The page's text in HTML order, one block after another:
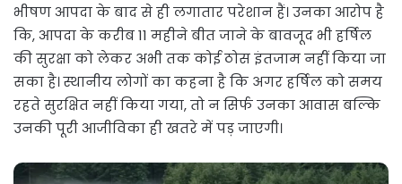
भीषण आपदा के बाद से ही लगातार परेशान हैं। उनका आरोप है
कि, आपदा के करीब 11 महीने बीत जाने के बावजूद भी हर्षिल
की सुरक्षा को लेकर अभी तक कोई ठोस इंतजाम नहीं किया जा
सका है। स्थानीय लोगों का कहना है कि अगर हर्षिल को समय
रहते सुरक्षित नहीं किया गया, तो न सिर्फ उनका आवास बल्कि
उनकी पूरी आजीविका ही खतरे में पड़ जाएगी।